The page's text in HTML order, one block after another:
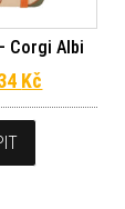
Corgi Albi
cena
Kč